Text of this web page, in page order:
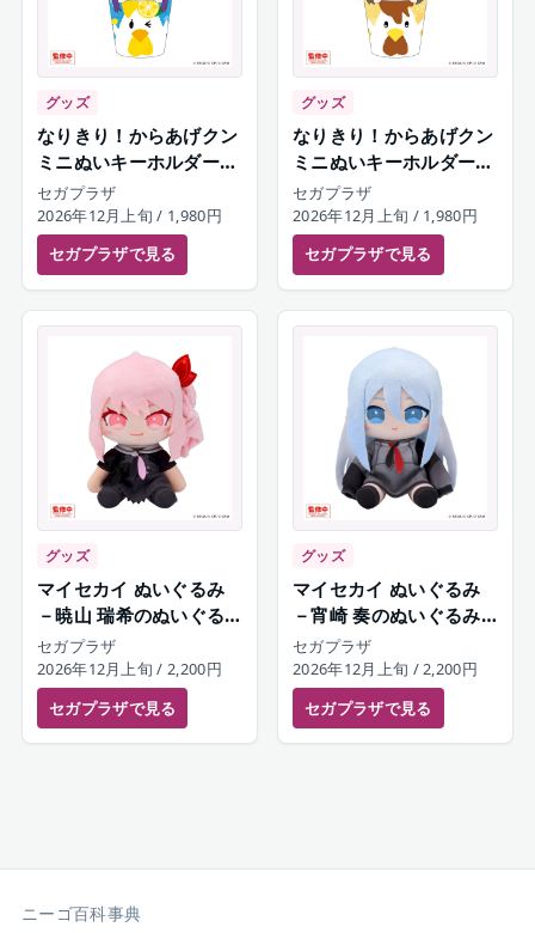
グッズ
なりきり！からあげクン
ミニぬいキーホルダー
朝比奈まふゆ
セガプラザ
2026年12月上旬 / 1,980円
セガプラザで見る
グッズ
なりきり！からあげクン
ミニぬいキーホルダー
東雲絵名
セガプラザ
2026年12月上旬 / 1,980円
セガプラザで見る
グッズ
マイセカイ ぬいぐるみ
－暁山 瑞希のぬいぐる
み－（S）
セガプラザ
2026年12月上旬 / 2,200円
セガプラザで見る
グッズ
マイセカイ ぬいぐるみ
－宵崎 奏のぬいぐるみ
－（S）
セガプラザ
2026年12月上旬 / 2,200円
セガプラザで見る
ニーゴ百科事典